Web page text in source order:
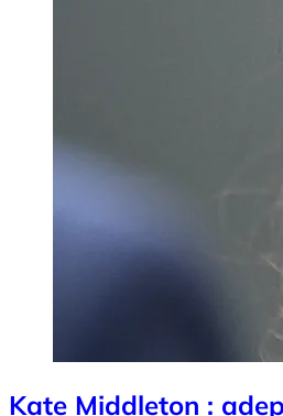
Kate Middleton :